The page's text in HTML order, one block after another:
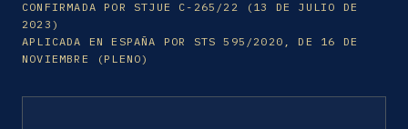
CONFIRMADA POR STJUE C-265/22 (13 DE JULIO DE
2023)
APLICADA EN ESPAÑA POR STS 595/2020, DE 16 DE
NOVIEMBRE (PLENO)